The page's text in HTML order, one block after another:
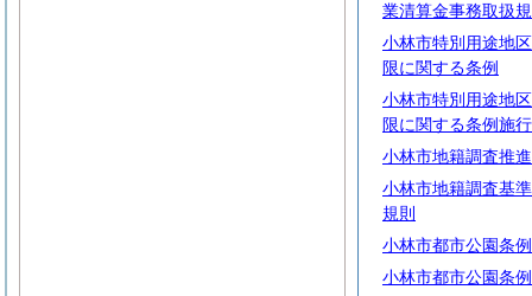
業清算金事務取扱
小林市特別用途地
限に関する条例
小林市特別用途地
限に関する条例施
小林市地籍調査推
小林市地籍調査基
規則
小林市都市公園条例
小林市都市公園条